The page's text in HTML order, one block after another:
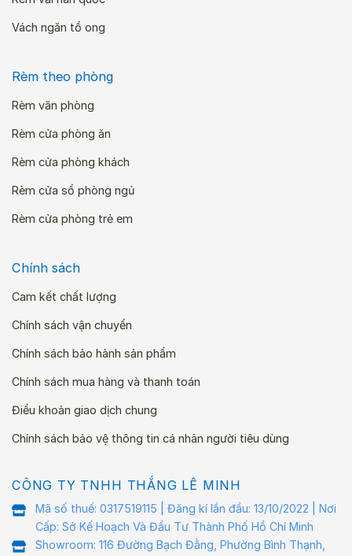
Vách ngăn tổ ong
Rèm theo phòng
Rèm văn phòng
Rèm cửa phòng ăn
Rèm cửa phòng khách
Rèm cửa sổ phòng ngủ
Rèm cửa phòng trẻ em
Chính sách
Cam kết chất lượng
Chính sách vận chuyển
Chính sách bảo hành sản phẩm
Chính sách mua hàng và thanh toán
Điều khoản giao dịch chung
Chính sách bảo vệ thông tin cá nhân người tiêu dùng
CÔNG TY TNHH THẮNG LÊ MINH
Mã số thuế: 0317519115 | Đăng kí lần đầu: 13/10/2022 | Nơi
Cấp: Sở Kế Hoạch Và Đầu Tư Thành Phố Hồ Chí Minh
Showroom: 116 Đường Bạch Đằng, Phường Bình Thạnh,